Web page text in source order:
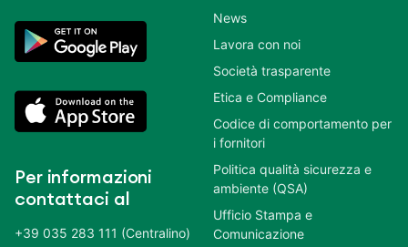
Per informazioni
contattaci al
+39 035 283 111 (Centralino)
News
Lavora con noi
Società trasparente
Etica e Compliance
Codice di comportamento per
i fornitori
Politica qualità sicurezza e
ambiente (QSA)
Ufficio Stampa e
Comunicazione